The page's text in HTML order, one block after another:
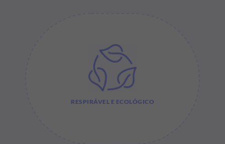
RESPIRÁVEL E ECOLÓGICO